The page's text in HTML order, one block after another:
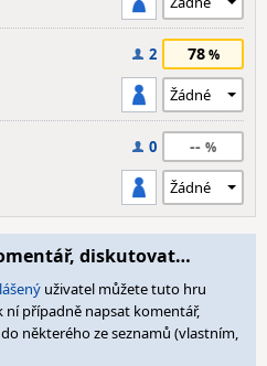
2 78
0 --
diskutovat…
uživatel můžete tuto hru
případně napsat komentář,
některého ze seznamů (vlastním,